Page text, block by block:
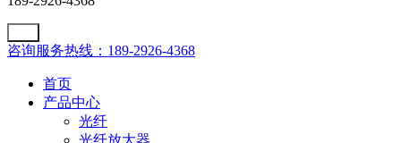
咨询服务热线：189-2926-4368
首页
产品中心
光纤
光纤放大器